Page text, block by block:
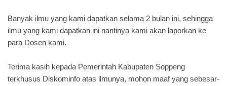
Banyak ilmu yang kami dapatkan selama 2 bulan ini, sehingga
ilmu yang kami dapatkan ini nantinya kami akan laporkan ke
para Dosen kami.
Terima kasih kepada Pemerintah Kabupaten Soppeng
terkhusus Diskominfo atas ilmunya, mohon maaf yang sebesar-